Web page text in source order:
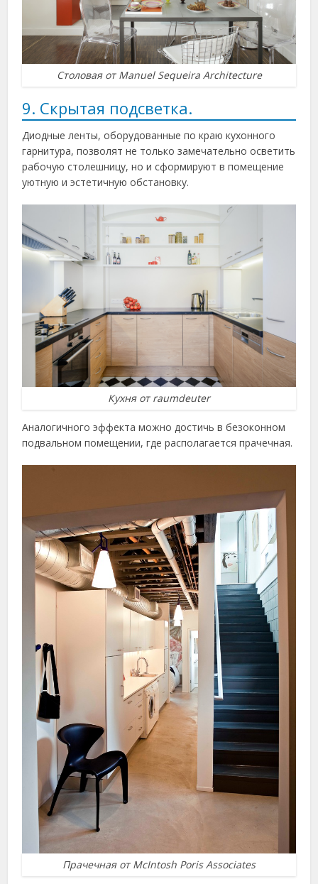
Столовая от Manuel Sequeira Architecture
9. Скрытая подсветка.
Диодные ленты, оборудованные по краю кухонного
гарнитура, позволят не только замечательно осветить
рабочую столешницу, но и сформируют в помещение
уютную и эстетичную обстановку.
Кухня от raumdeuter
Аналогичного эффекта можно достичь в безоконном
подвальном помещении, где располагается прачечная.
Прачечная от McIntosh Poris Associates